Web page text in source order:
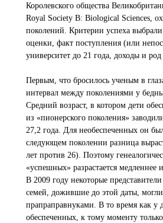
Королевского общества
Royal Society B: Biological Sciences,
поколений. Критерии успеха
оценки, факт поступления (или
университет до 21 года, доходы и род
Первым, что бросилось ученым в
интервал между поколениями у
Средний возраст, в котором дети
из «пионерского поколения»
27,2 года. Для необеспеченных он
следующем поколении разница
лет против 26). Поэтому
«успешных» разрастается медленнее
В 2009 году некоторые
семей, дожившие до этой даты, могли
прапраправнуками. В то время как у
обеспеченных, к тому моменту